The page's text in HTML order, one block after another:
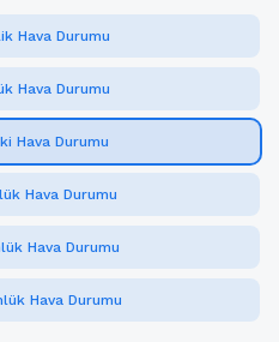
Hava Durumu
Hava Durumu
Hava Durumu
Hava Durumu
Hava Durumu
Hava Durumu